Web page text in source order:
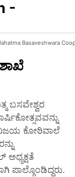
Basaveshwara
ಬಸವೇಶ್ವರ
ವಿಜಯ ಕೋಠಿವಾಲೆ
ಪಾಲ್ಗೊಂಡಿದ್ದರು.